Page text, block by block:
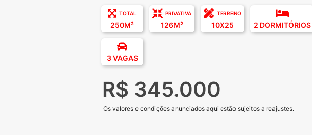
TOTAL
250M²
PRIVATIVA
126M²
TERRENO
10X25 2 DORMITÓRIOS
3 VAGAS
R$ 345.000
Os valores e condições anunciados aqui estão sujeitos a reajustes.